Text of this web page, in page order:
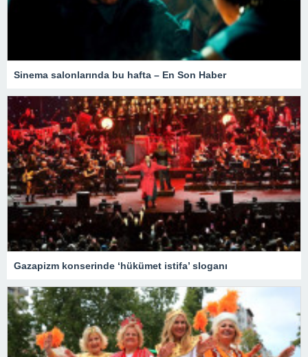
Sinema salonlarında bu hafta – En Son Haber
Gazapizm konserinde ‘hükümet istifa’ sloganı